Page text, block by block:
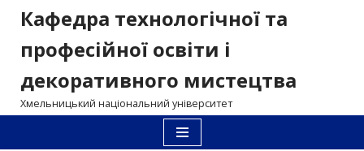
Перейти
вмісту
Кафедра технологічної та
професійної освіти і
декоративного мистецтва
Хмельницький національний університет